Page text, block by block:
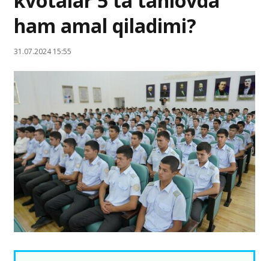
ham amal qiladimi?
31.07.2024 15:55